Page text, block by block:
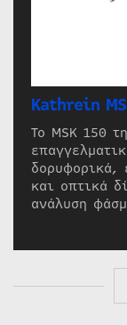
Kathrein
Το MSK 150
δορυφορικά,
και οπτικά
ανάλυση